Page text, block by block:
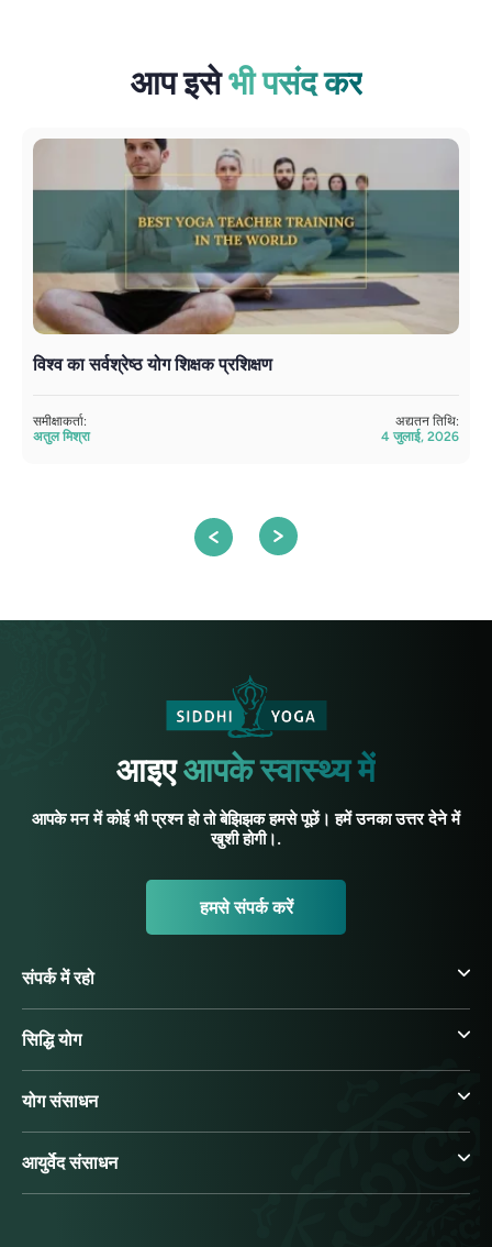
आप इसेभी पसंद कर
विश्व का सर्वश्रेष्ठ योग शिक्षक प्रशिक्षण
समीक्षाकर्ता:
अतुल मिश्रा
अद्यतन तिथि:
4 जुलाई, 2026
आइएआपके स्वास्थ्य में
आपके मन में कोई भी प्रश्न हो तो बेझिझक हमसे पूछें। हमें उनका उत्तर देने में
खुशी होगी।.
हमसे संपर्क करें
संपर्क में रहो
सिद्धि योग
योग संसाधन
आयुर्वेद संसाधन